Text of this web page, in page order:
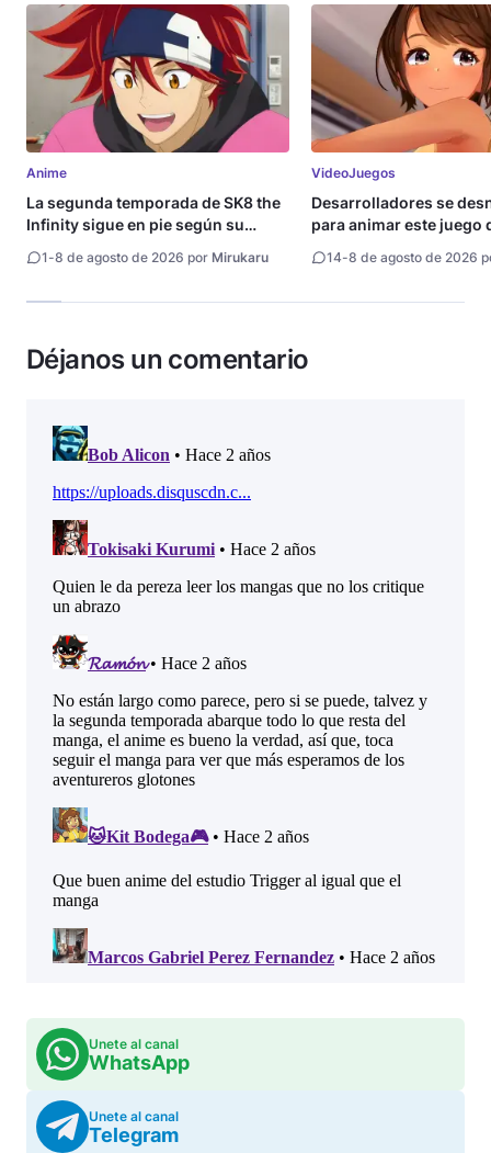
Anime
La segunda temporada de SK8 the
Infinity sigue en pie según su
1-8 de agosto de 2026 por Mirukaru
VideoJuegos
Desarrolladores se
para animar este juego
14-8 de agosto de 2026
Déjanos un comentario
Unete al canal
WhatsApp
Unete al canal
Telegram